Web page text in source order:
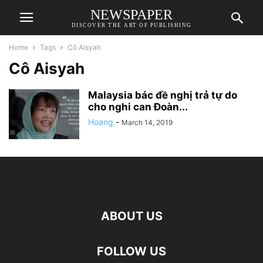
NEWSPAPER
DISCOVER THE ART OF PUBLISHING
Home Tags Cô Aisyah
Cô Aisyah
Malaysia bác đề nghị trả tự do
cho nghi can Đoàn...
Hoang - March 14, 2019
ABOUT US
FOLLOW US